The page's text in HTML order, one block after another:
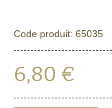
Code produit: 65035
6,80 €